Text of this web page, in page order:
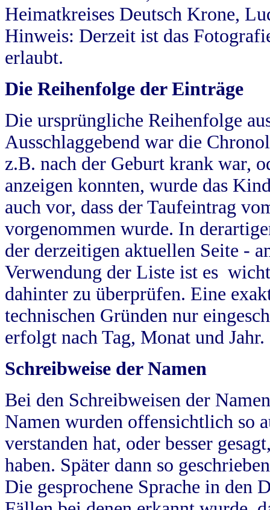
Heimatkreises Deutsch Krone,
Hinweis: Derzeit ist das
erlaubt.
Die Reihenfolge der Einträge
Die ursprüngliche Reihenfolge
Ausschlaggebend war die
z.B. nach der Geburt krank war,
anzeigen konnten, wurde das
auch vor, dass der Taufeintrag
vorgenommen wurde. In
der derzeitigen aktuellen Seite -
Verwendung der Liste ist es
dahinter zu überprüfen. Eine
technischen Gründen nur
erfolgt nach Tag, Monat und Jahr.
Schreibweise der Namen
Bei den Schreibweisen der
Namen wurden offensichtlich so
verstanden hat, oder besser
haben. Später dann so
Die gesprochene Sprache in